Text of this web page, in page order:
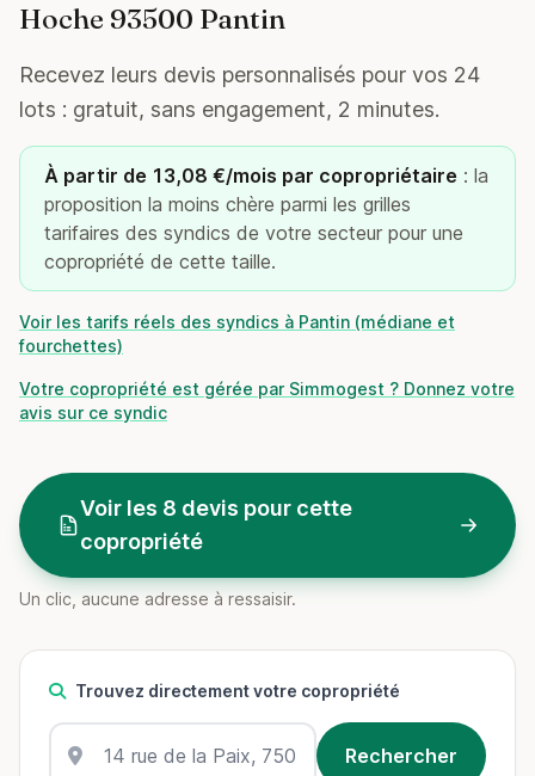
Hoche 93500 Pantin
Recevez leurs devis personnalisés pour vos 24
lots : gratuit, sans engagement, 2 minutes.
À partir de 13,08 €/mois par copropriétaire : la
proposition la moins chère parmi les grilles
tarifaires des syndics de votre secteur pour une
copropriété de cette taille.
Voir les tarifs réels des syndics à Pantin (médiane et
fourchettes)
Votre copropriété est gérée par Simmogest ? Donnez votre
avis sur ce syndic
Voir les 8 devis pour cette
copropriété
Un clic, aucune adresse à ressaisir.
Trouvez directement votre copropriété